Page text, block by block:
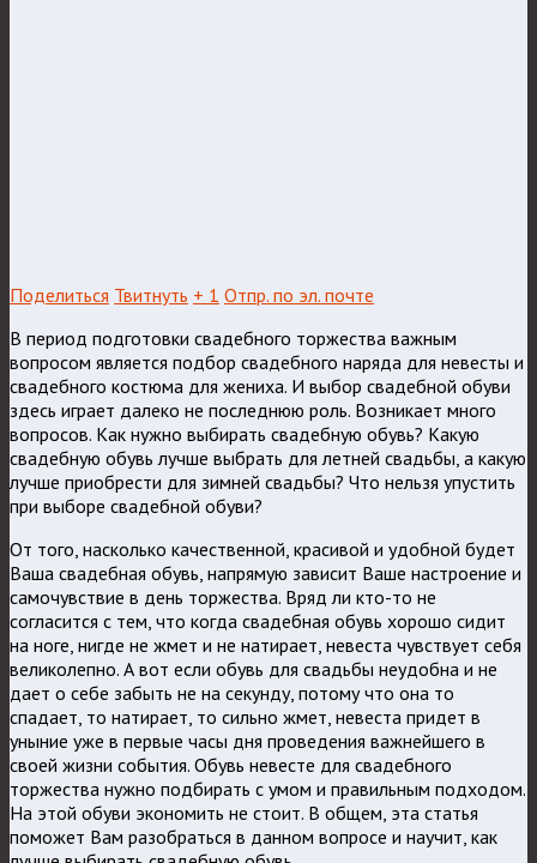
Поделиться Твитнуть + 1 Отпр. по эл. почте
В период подготовки свадебного торжества важным
вопросом является подбор свадебного наряда для невесты и
свадебного костюма для жениха. И выбор свадебной обуви
здесь играет далеко не последнюю роль. Возникает много
вопросов. Как нужно выбирать свадебную обувь? Какую
свадебную обувь лучше выбрать для летней свадьбы, а какую
лучше приобрести для зимней свадьбы? Что нельзя упустить
при выборе свадебной обуви?
От того, насколько качественной, красивой и удобной будет
Ваша свадебная обувь, напрямую зависит Ваше настроение и
самочувствие в день торжества. Вряд ли кто-то не
согласится с тем, что когда свадебная обувь хорошо сидит
на ноге, нигде не жмет и не натирает, невеста чувствует себя
великолепно. А вот если обувь для свадьбы неудобна и не
дает о себе забыть не на секунду, потому что она то
спадает, то натирает, то сильно жмет, невеста придет в
уныние уже в первые часы дня проведения важнейшего в
своей жизни события. Обувь невесте для свадебного
торжества нужно подбирать с умом и правильным подходом.
На этой обуви экономить не стоит. В общем, эта статья
поможет Вам разобраться в данном вопросе и научит, как